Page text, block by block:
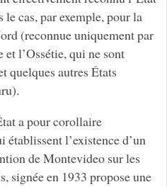
le cas, par exemple, pour la
(reconnue uniquement par
l’Ossétie, qui ne sont
quelques autres États
a pour corollaire
l’existence d’un
de Montevideo sur les
signée en 1933 propose une